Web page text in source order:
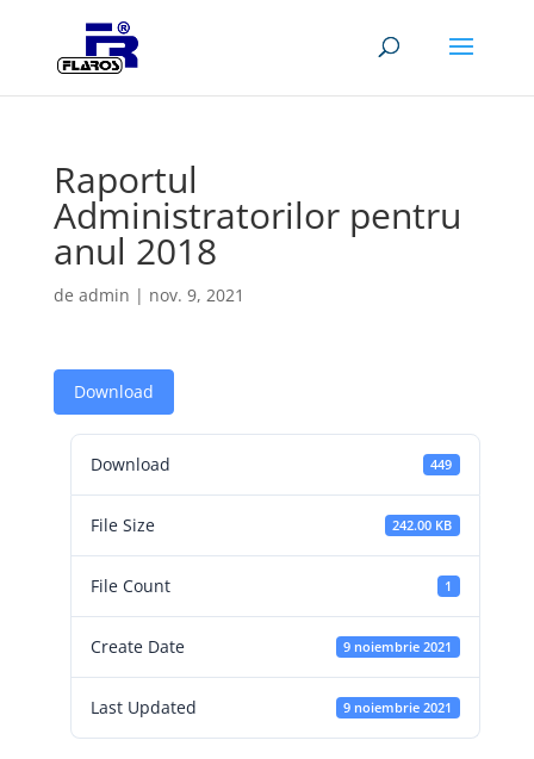
Raportul
Administratorilor pentru
anul 2018
de admin | nov. 9, 2021
Download
Download 449
File Size 242.00 KB
File Count 1
Create Date 9 noiembrie 2021
Last Updated 9 noiembrie 2021